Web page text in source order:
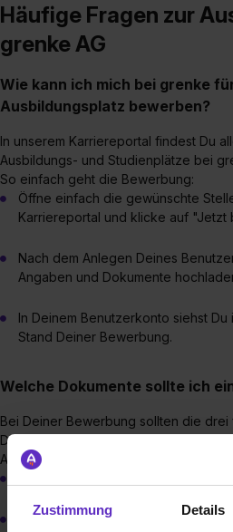
Zustimmung Details
Häufige Fragen zur
grenke AG
Wie kann ich mich bei grenke
Ausbildungsplatz bewerben?
In unserem Karriereportal findest Du
Ausbildungs- und Studienplätze bei
So einfach geht die Bewerbung:
Öffne einfach die gewünschte
Karriereportal und klicke auf "Jetzt
Nach dem Anlegen Deines
Angaben und Dokumente
In Deinem Benutzerkonto siehst Du
Stand Deiner Bewerbung.
Welche Dokumente sollte ich
Bei Deiner Bewerbung sollten die
Dokumente nicht fehlen:
Anschreiben
Was machst Du aktuell?